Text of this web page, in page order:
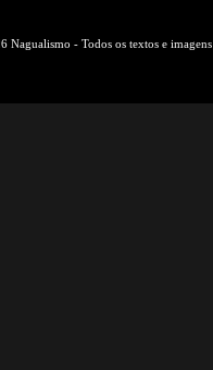
Nagualismo - Todos os textos e